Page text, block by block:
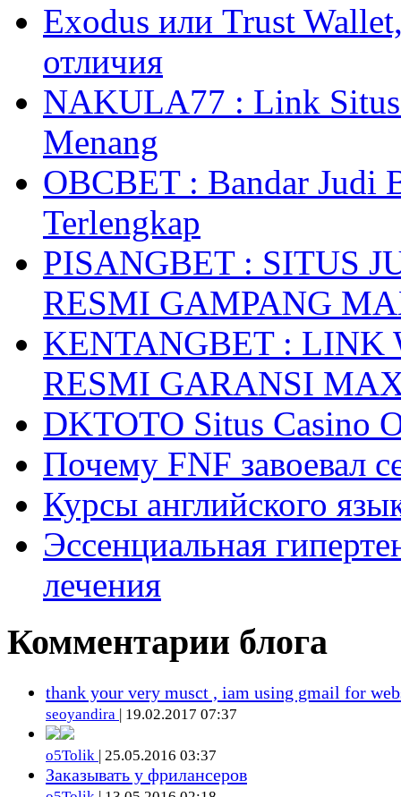
Exodus или Trust
отличия
NAKULA77 : Link Situs
Menang
OBCBET : Bandar Judi
Terlengkap
PISANGBET : SITUS
RESMI GAMPANG
KENTANGBET : LINK
RESMI GARANSI
DKTOTO Situs Casino
Почему FNF завоевал
Курсы английского
Эссенциальная
лечения
Комментарии блога
thank your very musct , iam using gmail for
seoyandira | 19.02.2017 07:37
o5Tolik | 25.05.2016 03:37
Заказывать у фрилансеров